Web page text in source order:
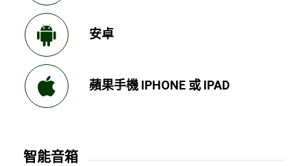
安卓
蘋果手機 IPHONE 或 IPAD
智能音箱